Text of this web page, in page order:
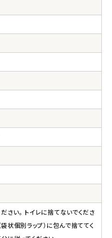
さい。 トイレに捨てないでくださ
状個別ラップ）に包んで捨ててく